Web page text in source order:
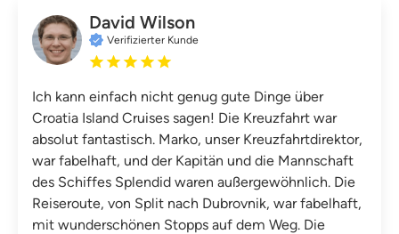
David Wilson
Verifizierter Kunde
Ich kann einfach nicht genug gute Dinge über
Croatia Island Cruises sagen! Die Kreuzfahrt war
absolut fantastisch. Marko, unser Kreuzfahrtdirektor,
war fabelhaft, und der Kapitän und die Mannschaft
des Schiffes Splendid waren außergewöhnlich. Die
Reiseroute, von Split nach Dubrovnik, war fabelhaft,
mit wunderschönen Stopps auf dem Weg. Die